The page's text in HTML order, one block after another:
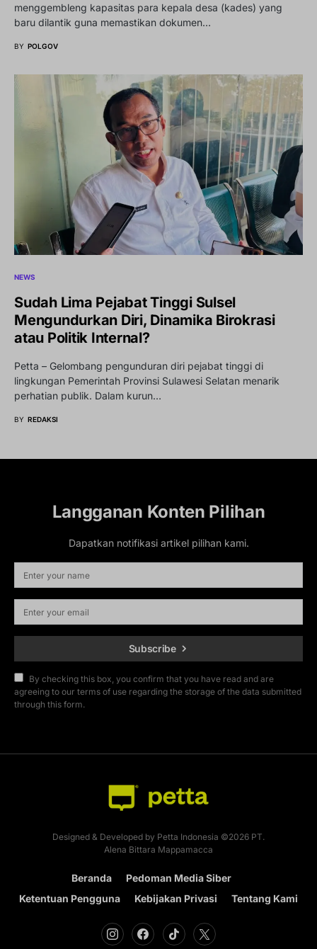
menggembleng kapasitas para kepala desa (kades) yang
baru dilantik guna memastikan dokumen…
BY POLGOV
NEWS
Sudah Lima Pejabat Tinggi Sulsel
Mengundurkan Diri, Dinamika Birokrasi
atau Politik Internal?
Petta – Gelombang pengunduran diri pejabat tinggi di
lingkungan Pemerintah Provinsi Sulawesi Selatan menarik
perhatian publik. Dalam kurun…
BY REDAKSI
Langganan Konten Pilihan
Dapatkan notifikasi artikel pilihan kami.
Subscribe
By checking this box, you confirm that you have read and are
agreeing to our terms of use regarding the storage of the data submitted
through this form.
Designed & Developed by Petta Indonesia ©2026 PT.
Alena Bittara Mappamacca
Beranda
Pedoman Media Siber
Ketentuan Pengguna
Kebijakan Privasi Tentang Kami